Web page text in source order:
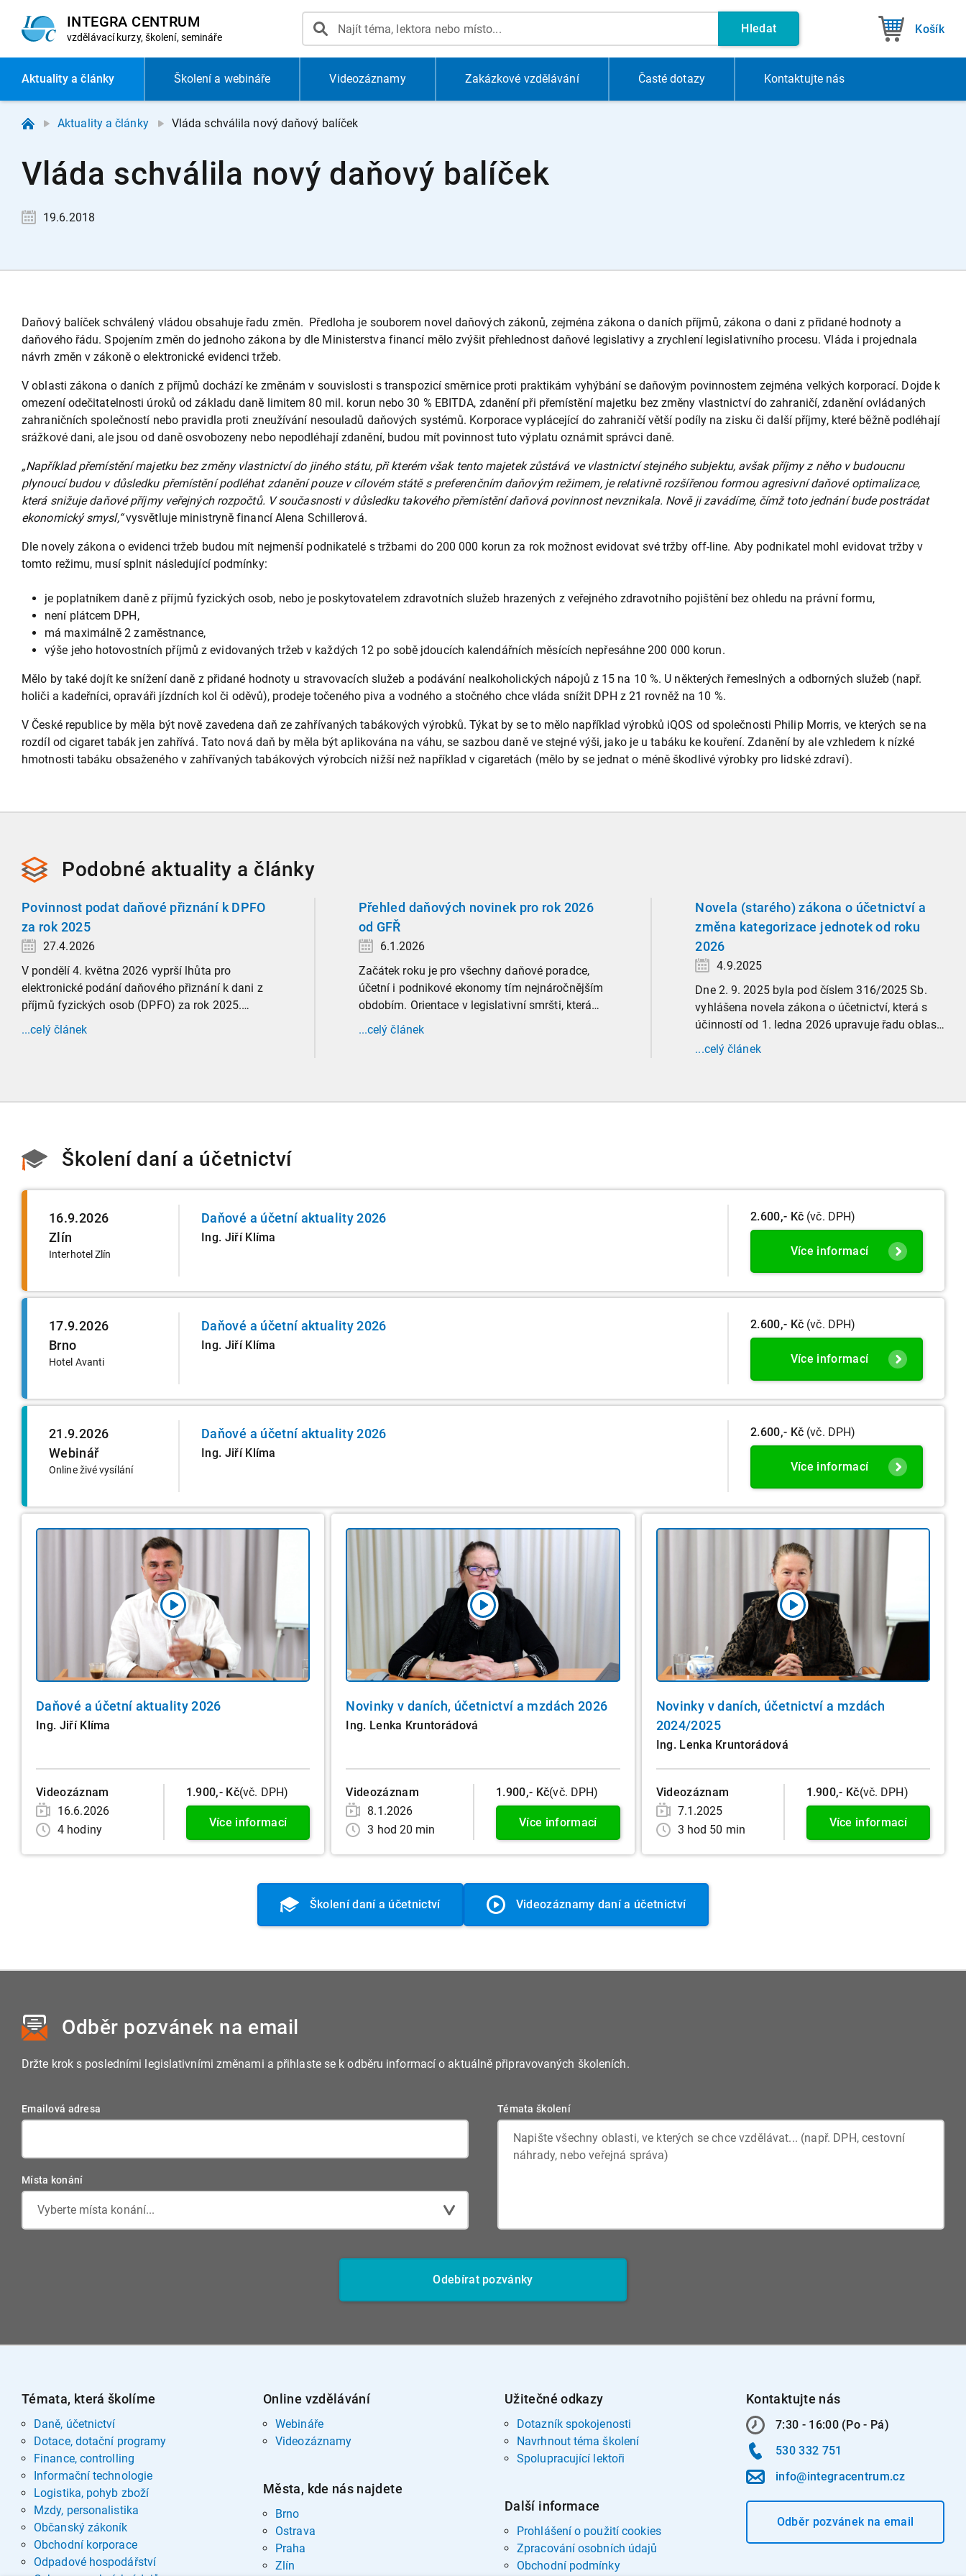
INTEGRA CENTRUM
vzdělávací kurzy, školení, semináře
Hledat Košík
Aktualitya články Školení a webináře Videozáznamy Zakázkové vzdělávání Časté dotazy Kontaktujte nás
Aktuality a články Vláda schválila nový daňový balíček
Vláda schválila nový daňový balíček
19.6.2018
Daňový balíček schválený vládou obsahuje řadu změn. Předloha je souborem novel daňových zákonů, zejména zákona o daních příjmů, zákona o dani z přidané hodnoty a
daňového řádu. Spojením změn do jednoho zákona by dle Ministerstva financí mělo zvýšit přehlednost daňové legislativy a zrychlení legislativního procesu. Vláda i projednala
návrh změn v zákoně o elektronické evidenci tržeb.
V oblasti zákona o daních z příjmů dochází ke změnám v souvislosti s transpozicí směrnice proti praktikám vyhýbání se daňovým povinnostem zejména velkých korporací. Dojde k
omezení odečitatelnosti úroků od základu daně limitem 80 mil. korun nebo 30 % EBITDA, zdanění při přemístění majetku bez změny vlastnictví do zahraničí, zdanění ovládaných
zahraničních společností nebo pravidla proti zneužívání nesouladů daňových systémů. Korporace vyplácející do zahraničí větší podíly na zisku či další příjmy, které běžně podléhají
srážkové dani, ale jsou od daně osvobozeny nebo nepodléhají zdanění, budou mít povinnost tuto výplatu oznámit správci daně.
„Například přemístění majetku bez změny vlastnictví do jiného státu, při kterém však tento majetek zůstává ve vlastnictví stejného subjektu, avšak příjmy z něho v budoucnu
plynoucí budou v důsledku přemístění podléhat zdanění pouze v cílovém státě s preferenčním daňovým režimem, je relativně rozšířenou formou agresivní daňové optimalizace,
která snižuje daňové příjmy veřejných rozpočtů. V současnosti v důsledku takového přemístění daňová povinnost nevznikala. Nově ji zavádíme, čímž toto jednání bude postrádat
ekonomický smysl,“vysvětluje ministryně financí Alena Schillerová.
Dle novely zákona o evidenci tržeb budou mít nejmenší podnikatelé s tržbami do 200 000 korun za rok možnost evidovat své tržby off-line. Aby podnikatel mohl evidovat tržby v
tomto režimu, musí splnit následující podmínky:
je poplatníkem daně z příjmů fyzických osob, nebo je poskytovatelem zdravotních služeb hrazených z veřejného zdravotního pojištění bez ohledu na právní formu,
není plátcem DPH,
má maximálně 2 zaměstnance,
výše jeho hotovostních příjmů z evidovaných tržeb v každých 12 po sobě jdoucích kalendářních měsících nepřesáhne 200 000 korun.
Mělo by také dojít ke snížení daně z přidané hodnoty u stravovacích služeb a podávání nealkoholických nápojů z 15 na 10 %. U některých řemeslných a odborných služeb (např.
holiči a kadeřníci, opraváři jízdních kol či oděvů), prodeje točeného piva a vodného a stočného chce vláda snížit DPH z 21 rovněž na 10 %.
V České republice by měla být nově zavedena daň ze zahřívaných tabákových výrobků. Týkat by se to mělo například výrobků iQOS od společnosti Philip Morris, ve kterých se na
rozdíl od cigaret tabák jen zahřívá. Tato nová daň by měla být aplikována na váhu, se sazbou daně ve stejné výši, jako je u tabáku ke kouření. Zdanění by ale vzhledem k nízké
hmotnosti tabáku obsaženého v zahřívaných tabákových výrobcích nižší než například v cigaretách (mělo by se jednat o méně škodlivé výrobky pro lidské zdraví).
Podobné aktuality a články
Povinnost podat daňové přiznání k DPFO
za rok 2025
27.4.2026
V pondělí 4. května 2026 vyprší lhůta pro
elektronické podání daňového přiznání k dani z
příjmů fyzických osob (DPFO) za rok 2025.
Zaměříme se detailně na to, kde leží hranice
povinnosti přiznání podat, jaké jsou nejčastější
...celý článek
Přehled daňových novinek pro rok 2026
od GFŘ
6.1.2026
Začátek roku je pro všechny daňové poradce,
účetní i podnikové ekonomy tím nejnáročnějším
obdobím. Orientace v legislativní smršti, která
tradičně doprovází přelom roku, vyžaduje
nastudovat všechny novely a doprovodné
...celý článek
Novela (starého) zákona o účetnictví a
změna kategorizace jednotek od roku
2026
4.9.2025
Dne 2. 9. 2025 byla pod číslem 316/2025 Sb.
vyhlášena novela zákona o účetnictví, která s
účinností od 1. ledna 2026 upravuje řadu oblastí
účetní praxe. Již nyní, s účinností od 3. září
2025, platí nová, zvýšená kritéria pro zařazení
...celý článek
Školení daní a účetnictví
16.9.2026
Zlín
Interhotel Zlín
Daňové a účetní aktuality 2026
Ing. Jiří Klíma
2.600,- Kč (vč. DPH)
Více informací
17.9.2026
Brno
Hotel Avanti
Daňové a účetní aktuality 2026
Ing. Jiří Klíma
2.600,- Kč (vč. DPH)
Více informací
21.9.2026
Webinář
Online živé vysílání
Daňové a účetní aktuality 2026
Ing. Jiří Klíma
2.600,- Kč (vč. DPH)
Více informací
Daňové a účetní aktuality 2026
Ing. Jiří Klíma
Videozáznam
16.6.2026
4 hodiny
1.900,- Kč(vč. DPH)
Více informací
Novinky v daních, účetnictví a mzdách 2026
Ing. Lenka Kruntorádová
Videozáznam
8.1.2026
3 hod 20 min
1.900,- Kč(vč. DPH)
Více informací
Novinky v daních, účetnictví a mzdách
2024/2025
Ing. Lenka Kruntorádová
Videozáznam
7.1.2025
3 hod 50 min
1.900,- Kč(vč. DPH)
Více informací
Školení daní a účetnictví Videozáznamy daní a účetnictví
Odběr pozvánek na email
Držte krok s posledními legislativními změnami a přihlaste se k odběru informací o aktuálně připravovaných školeních.
Emailová adresa
Místa konání
Vyberte místa konání...
Témata školení
Odebírat pozvánky
Témata, která školíme
Daně, účetnictví
Dotace, dotační programy
Finance, controlling
Informační technologie
Logistika, pohyb zboží
Mzdy, personalistika
Občanský zákoník
Obchodní korporace
Odpadové hospodářství
Online vzdělávání
Webináře
Videozáznamy
Města, kde nás najdete
Brno
Ostrava
Praha
Zlín
Užitečné odkazy
Dotazník spokojenosti
Navrhnout téma školení
Spolupracující lektoři
Další informace
Prohlášení o použití cookies
Zpracování osobních údajů
Obchodní podmínky
Kontaktujte nás
7:30 - 16:00 (Po - Pá)
530 332 751
info@integracentrum.cz
Odběr pozvánekna email